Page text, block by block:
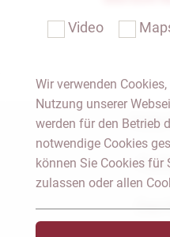
Notar
Das
Video
Wir verwenden
Nutzung unserer
werden für den Betrieb
notwendige Cookies
können Sie Cookies für
zulassen oder allen